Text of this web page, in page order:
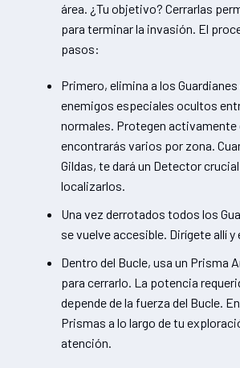
área. ¿Tu objetivo? Cerrarlas
para terminar la invasión. El
pasos:
Primero, elimina a los Guardianes
enemigos especiales ocultos
normales. Protegen activamente
encontrarás varios por zona.
Gildas, te dará un Detector
localizarlos.
Una vez derrotados todos los
se vuelve accesible. Dirígete allí y
Dentro del Bucle, usa un Prisma
para cerrarlo. La potencia
depende de la fuerza del Bucle.
Prismas a lo largo de tu
atención.